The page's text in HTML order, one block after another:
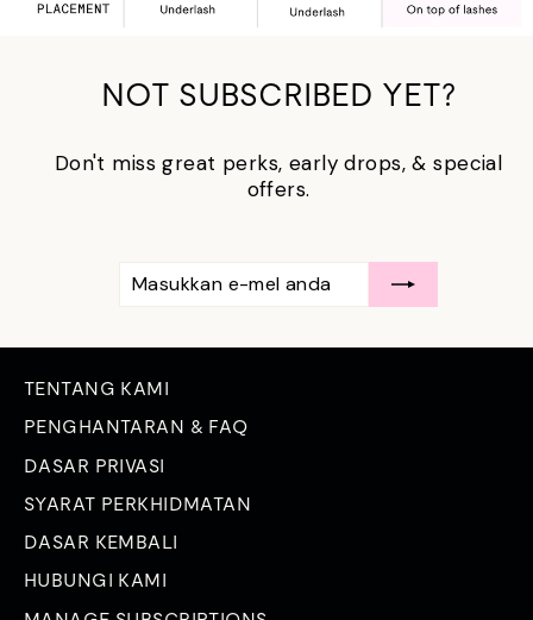
NOT SUBSCRIBED YET?
Don't miss great perks, early drops, & special
offers.
MASUKKAN
E-
MEL
LANGGAN
TENTANG KAMI
PENGHANTARAN & FAQ
DASAR PRIVASI
SYARAT PERKHIDMATAN
DASAR KEMBALI
HUBUNGI KAMI